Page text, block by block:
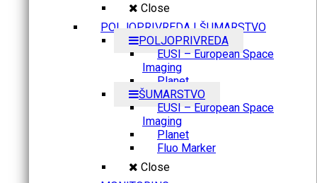
Close
POLJOPRIVREDA I ŠUMARSTVO
POLJOPRIVREDA
EUSI – European Space
Imaging
Planet
ŠUMARSTVO
EUSI – European Space
Imaging
Planet
Fluo Marker
Close